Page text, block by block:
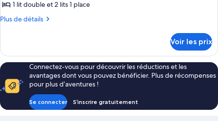
2
terrasse
photos
pour
de
chambre :
Chambre,
2
chambres
1 lit double et 2 lits 1 place
Plus de détails
Plus
le
type
de
chambre
Chambre,
chambres
Voir les prix
Connectez-vous pour découvrir les réductions et les
avantages dont vous pouvez bénéficier. Plus de récompenses
pour plus d’aventures !
Se connecter S’inscrire gratuitement